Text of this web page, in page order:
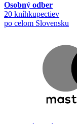
Osobný odber
20 kníhkupectiev
po celom Slovensku